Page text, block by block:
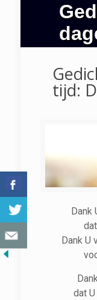
tijd:
Dank
Dank U
dat